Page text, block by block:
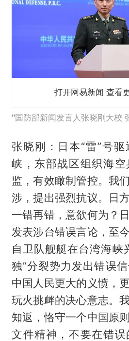
打开网易新闻 查看
国防部新闻发言人张晓刚大校
张晓刚：日本“雷”号
峡，东部战区组织海
监，有效瞰制管控。我
涉，提出强烈抗议。日
一错再错，意欲何为？
发表涉台错误言论，至
自卫队舰艇在台湾海峡
独”分裂势力发出错误
中国人民更大的义愤，
玩火挑衅的决心意志。
知返，恪守一个中国原
文件精神，不要在错